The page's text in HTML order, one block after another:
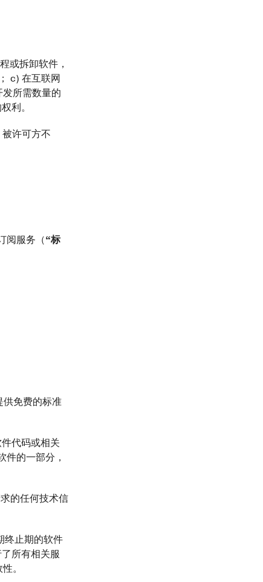
或拆卸软件，
c) 在互联网
所需数量的
利。
许可方不
阅服务（“标
供免费的标准
代码或相关
的一部分，
的任何技术信
终止期的软件
所有相关服
。